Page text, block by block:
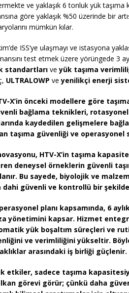
ve yaklaşık 6 tonluk yük
göre yaklaşık %50 üzerinde bir
mümkün kılar.
ISS’ye ulaşmayı ve istasyona
test etmek üzere yörüngede 3
standartları veyük taşıma
ULTRALOWP veyenilikçi enerji
X’in önceki modellere göre
bağlama teknikleri,
kaydedilen gelişmelere
taşıma güvenliği ve operasyonel
, HTV-X’in taşıma
deneysel örneklerin güvenli
Bu sayede, biyolojik ve
dahi güvenli ve kontrollü bir
planı kapsamında, 6
yönetimini kapsar. Hizmet
yük boşaltım süreçleri ve
ve verimliliğini yükseltir.
arasındaki iş birliği güçlenir.
etkiler, sadece taşıma
görevi görür; çünkü daha